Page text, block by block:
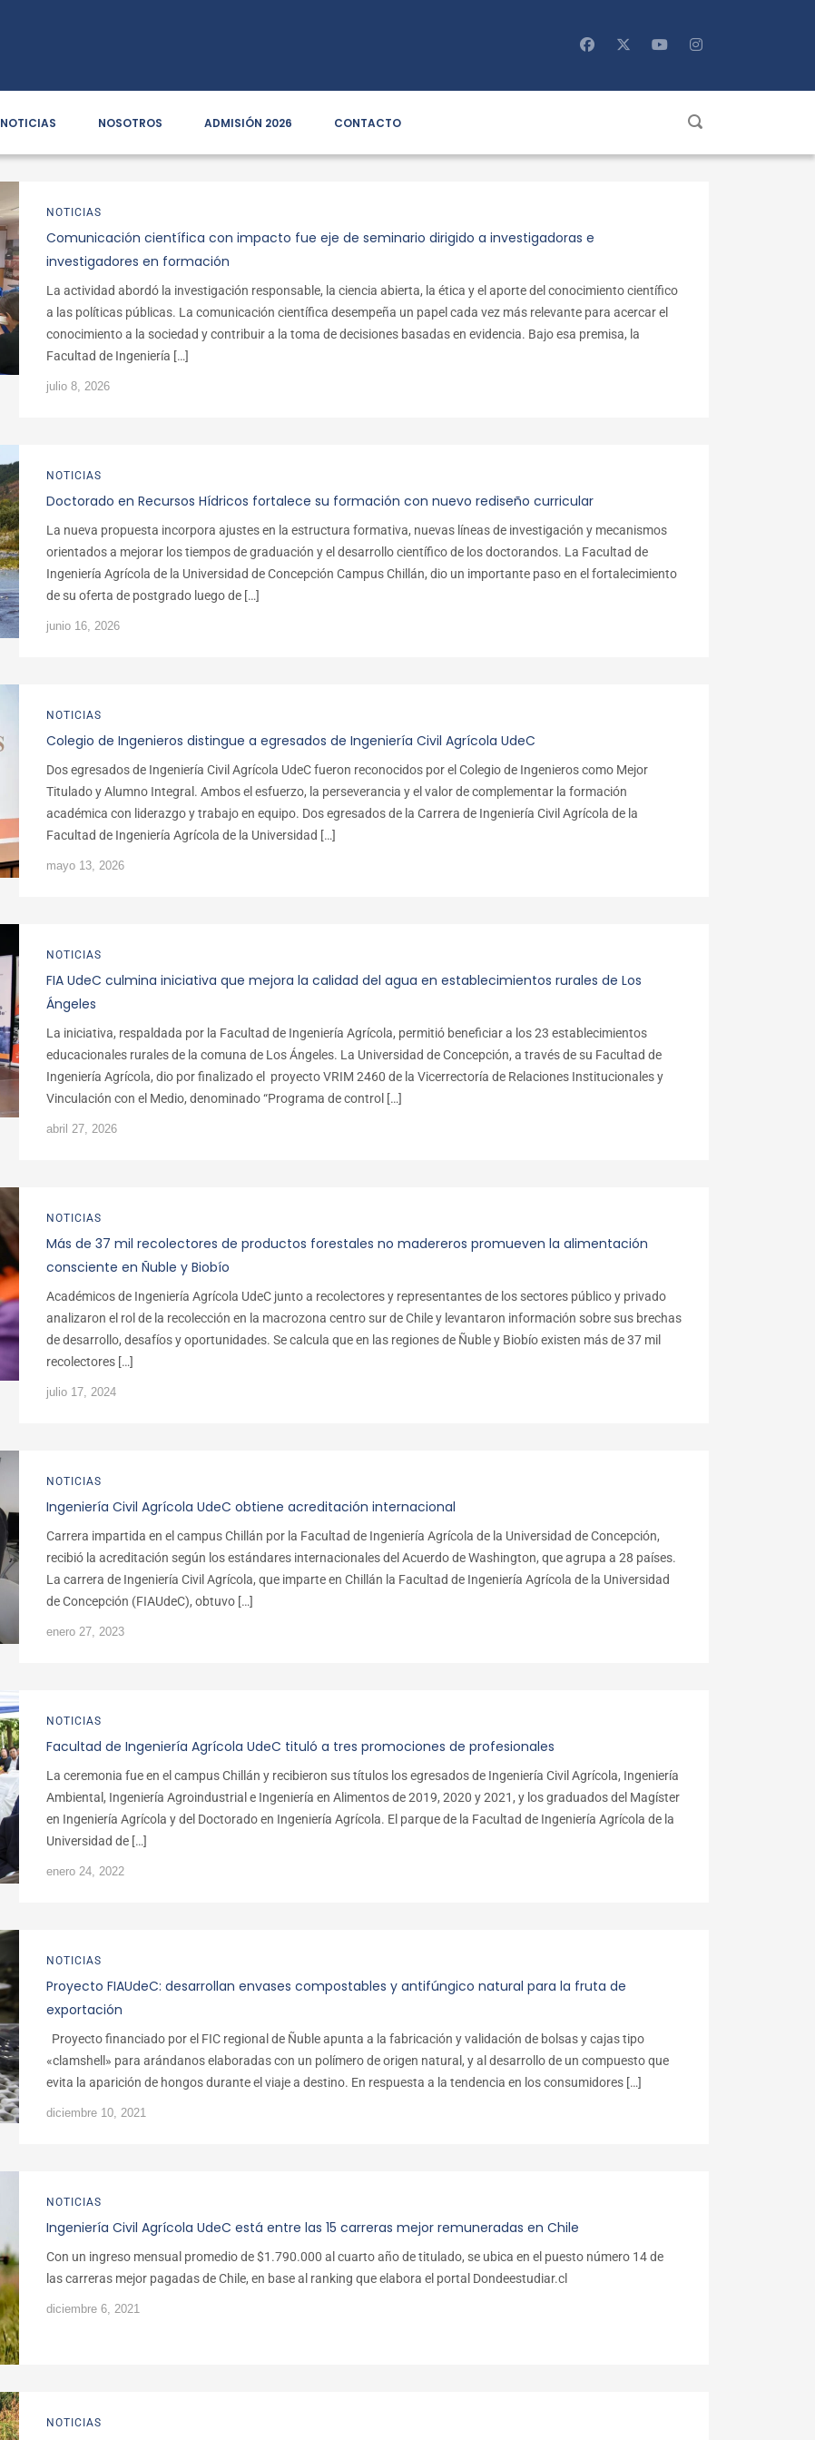
NOTICIAS NOSOTROS ADMISIÓN 2026 CONTACTO
NOTICIAS
Comunicación científica con impacto fue eje de seminario dirigido a investigadoras e
investigadores en formación
La actividad abordó la investigación responsable, la ciencia abierta, la ética y el aporte del conocimiento científico
a las políticas públicas. La comunicación científica desempeña un papel cada vez más relevante para acercar el
conocimiento a la sociedad y contribuir a la toma de decisiones basadas en evidencia. Bajo esa premisa, la
Facultad de Ingeniería […]
julio 8, 2026
NOTICIAS
Doctorado en Recursos Hídricos fortalece su formación con nuevo rediseño curricular
La nueva propuesta incorpora ajustes en la estructura formativa, nuevas líneas de investigación y mecanismos
orientados a mejorar los tiempos de graduación y el desarrollo científico de los doctorandos. La Facultad de
Ingeniería Agrícola de la Universidad de Concepción Campus Chillán, dio un importante paso en el fortalecimiento
de su oferta de postgrado luego de […]
junio 16, 2026
NOTICIAS
Colegio de Ingenieros distingue a egresados de Ingeniería Civil Agrícola UdeC
Dos egresados de Ingeniería Civil Agrícola UdeC fueron reconocidos por el Colegio de Ingenieros como Mejor
Titulado y Alumno Integral. Ambos el esfuerzo, la perseverancia y el valor de complementar la formación
académica con liderazgo y trabajo en equipo. Dos egresados de la Carrera de Ingeniería Civil Agrícola de la
Facultad de Ingeniería Agrícola de la Universidad […]
mayo 13, 2026
NOTICIAS
FIA UdeC culmina iniciativa que mejora la calidad del agua en establecimientos rurales de Los
Ángeles
La iniciativa, respaldada por la Facultad de Ingeniería Agrícola, permitió beneficiar a los 23 establecimientos
educacionales rurales de la comuna de Los Ángeles. La Universidad de Concepción, a través de su Facultad de
Ingeniería Agrícola, dio por finalizado el proyecto VRIM 2460 de la Vicerrectoría de Relaciones Institucionales y
Vinculación con el Medio, denominado “Programa de control […]
abril 27, 2026
NOTICIAS
Más de 37 mil recolectores de productos forestales no madereros promueven la alimentación
consciente en Ñuble y Biobío
Académicos de Ingeniería Agrícola UdeC junto a recolectores y representantes de los sectores público y privado
analizaron el rol de la recolección en la macrozona centro sur de Chile y levantaron información sobre sus brechas
de desarrollo, desafíos y oportunidades. Se calcula que en las regiones de Ñuble y Biobío existen más de 37 mil
recolectores […]
julio 17, 2024
NOTICIAS
Ingeniería Civil Agrícola UdeC obtiene acreditación internacional
Carrera impartida en el campus Chillán por la Facultad de Ingeniería Agrícola de la Universidad de Concepción,
recibió la acreditación según los estándares internacionales del Acuerdo de Washington, que agrupa a 28 países.
La carrera de Ingeniería Civil Agrícola, que imparte en Chillán la Facultad de Ingeniería Agrícola de la Universidad
de Concepción (FIAUdeC), obtuvo […]
enero 27, 2023
NOTICIAS
Facultad de Ingeniería Agrícola UdeC tituló a tres promociones de profesionales
La ceremonia fue en el campus Chillán y recibieron sus títulos los egresados de Ingeniería Civil Agrícola, Ingeniería
Ambiental, Ingeniería Agroindustrial e Ingeniería en Alimentos de 2019, 2020 y 2021, y los graduados del Magíster
en Ingeniería Agrícola y del Doctorado en Ingeniería Agrícola. El parque de la Facultad de Ingeniería Agrícola de la
Universidad de […]
enero 24, 2022
NOTICIAS
Proyecto FIAUdeC: desarrollan envases compostables y antifúngico natural para la fruta de
exportación
Proyecto financiado por el FIC regional de Ñuble apunta a la fabricación y validación de bolsas y cajas tipo
«clamshell» para arándanos elaboradas con un polímero de origen natural, y al desarrollo de un compuesto que
evita la aparición de hongos durante el viaje a destino. En respuesta a la tendencia en los consumidores […]
diciembre 10, 2021
NOTICIAS
Ingeniería Civil Agrícola UdeC está entre las 15 carreras mejor remuneradas en Chile
Con un ingreso mensual promedio de $1.790.000 al cuarto año de titulado, se ubica en el puesto número 14 de
las carreras mejor pagadas de Chile, en base al ranking que elabora el portal Dondeestudiar.cl
diciembre 6, 2021
NOTICIAS